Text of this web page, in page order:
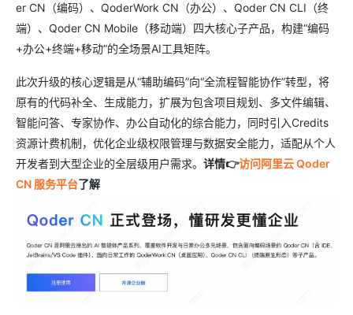
er CN（编码）、QoderWork CN（办公）、Qoder CN CLI（终
端）、Qoder CN Mobile（移动端）四大核心子产品，构建“编码
+办公+终端+移动”的全场景AI工具矩阵。
此次升级的核心逻辑是从“辅助编码”向“全流程智能协作”转型，将
原有的代码补全、生成能力，扩展为包含项目规划、多文件编辑、
智能问答、专家协作、办公自动化的综合能力，同时引入Credits
资源计费机制，优化企业级权限管理与数据安全能力，适配从个人
开发者到大型企业的全层级用户需求。 详情👉访问阿里云 Qoder
CN 服务平台了解